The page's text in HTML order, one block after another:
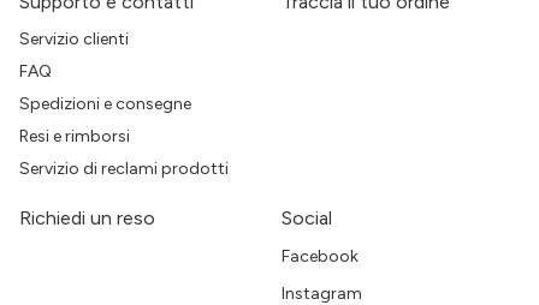
Servizio clienti
FAQ
Spedizioni e consegne
Resi e rimborsi
Servizio di reclami prodotti
Richiedi un reso Social
Facebook
Instagram